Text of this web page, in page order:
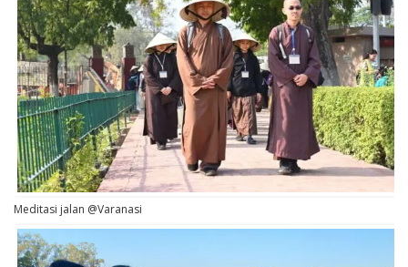
Meditasi jalan @Varanasi